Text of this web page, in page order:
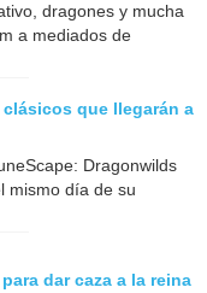
dragones y mucha
a mediados de
que llegarán a
Dragonwilds
mismo día de su
dar caza a la reina